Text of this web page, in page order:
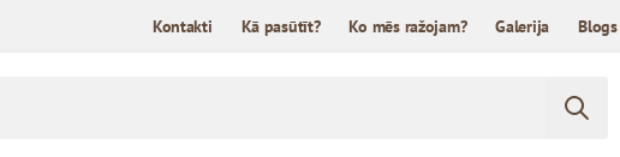
Kontakti Kā pasūtīt? Ko mēs ražojam? Galerija Blogs